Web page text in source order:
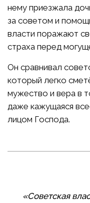
нему приезжала
за советом и
власти поражают
страха перед
Он сравнивал
который легко
мужество и вера в
даже кажущаяся
лицом Господа.
«Советская